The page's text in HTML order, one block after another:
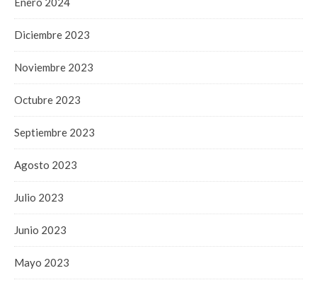
Diciembre 2023
Noviembre 2023
Octubre 2023
Septiembre 2023
Agosto 2023
Julio 2023
Junio 2023
Mayo 2023